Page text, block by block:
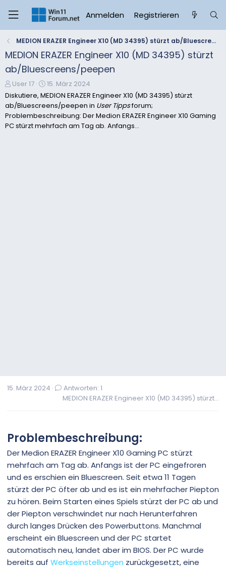
Anmelden Registrieren
MEDION ERAZER Engineer X10 (MD 34395) stürzt ab/Bluescreens/peepen
MEDION ERAZER Engineer X10 (MD 34395) stürzt
ab/Bluescreens/peepen
E
r
s
t
e
User 17
E
r
s
t
e
15. März 2024
Diskutiere, MEDION ERAZER Engineer X10 (MD 34395) stürzt
ab/Bluescreens/peepen in User Tippsforum;
Problembeschreibung: Der Medion ERAZER Engineer X10 Gaming
PC stürzt mehrfach am Tag ab. Anfangs...
15. März 2024
Antworten: 1
MEDION ERAZER Engineer X10 (MD 34395) stürzt...
Problembeschreibung:
Der Medion ERAZER Engineer X10 Gaming PC stürzt
mehrfach am Tag ab. Anfangs ist der PC eingefroren
und es erschien ein Bluescreen. Seit etwa 11 Tagen
stürzt der PC öfter ab und es ist ein mehrfacher Piepton
zu hören. Beim Starten eines Spiels stürzt der PC ab und
der Piepton verschwindet nur nach Herunterfahren
durch langes Drücken des Powerbuttons. Manchmal
erscheint ein Bluescreen und der PC startet
automatisch neu, landet aber im BIOS. Der PC wurde
bereits auf Werkseinstellungen zurückgesetzt, eine